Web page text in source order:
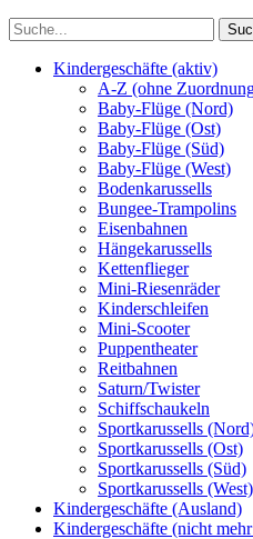
Kindergeschäfte (aktiv)
A-Z (ohne
Baby-Flüge (Nord)
Baby-Flüge (Ost)
Baby-Flüge (Süd)
Baby-Flüge (West)
Bodenkarussells
Bungee-Trampolins
Eisenbahnen
Hängekarussells
Kettenflieger
Mini-Riesenräder
Kinderschleifen
Mini-Scooter
Puppentheater
Reitbahnen
Saturn/Twister
Schiffschaukeln
Sportkarussells
Sportkarussells (Ost)
Sportkarussells (Süd)
Sportkarussells (West)
Kindergeschäfte (Ausland)
Kindergeschäfte (nicht